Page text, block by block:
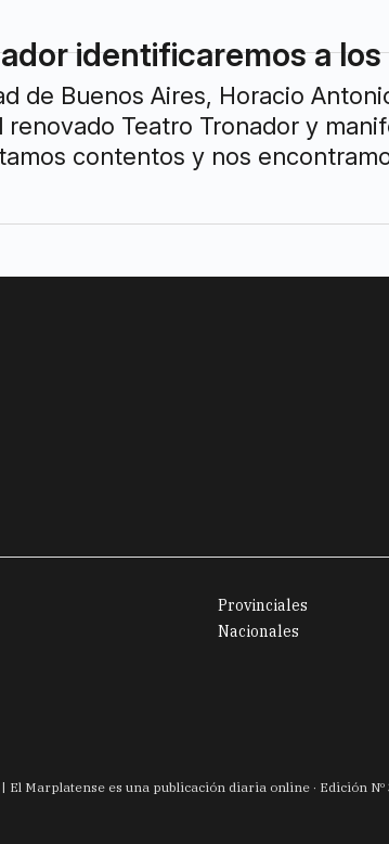
identificaremos a
de Buenos Aires, Horacio
Teatro Tronador y
contentos y nos
Provinciales
Nacionales
El Marplatense es una publicación diaria online · Edición Nº